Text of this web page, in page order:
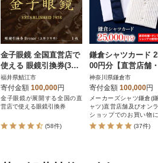
金子眼鏡 全国直営店で
使える 眼鏡引換券(3万
円相当) Bronze
福井県鯖江市
寄付金額 100,000円
金子眼鏡が展開する全国の直
営店で使える眼鏡引換券
(58件)
鎌倉シャツカード
00円分【直営店舗
ンラインショップで
用可】
神奈川県鎌倉市
寄付金額 100,000円
メーカーズシャツ鎌倉(
ャツ)直営店舗及びオン
ショップでのお買い物に
用いただけるカード(37件)